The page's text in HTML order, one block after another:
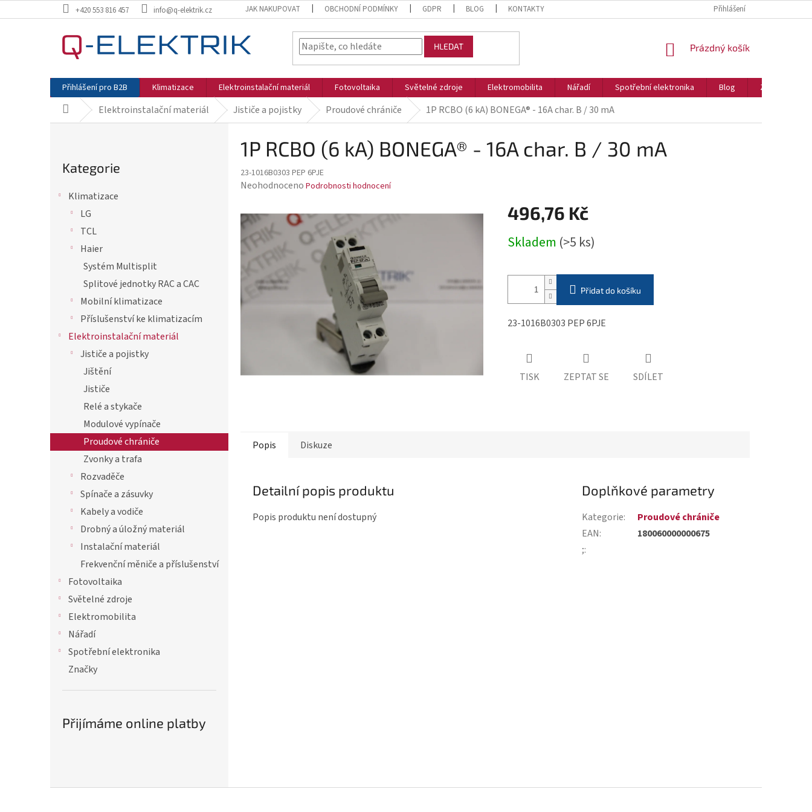
na
+420 553 816 457 info@q-elektrik.cz JAK NAKUPOVAT OBCHODNÍ PODMÍNKY GDPR BLOG KONTAKTY Přihlášení
HLEDAT
NÁKUPNÍ
Prázdný košík
Přihlášení pro B2B Klimatizace Elektroinstalační materiál Fotovoltaika Světelné zdroje Elektromobilita Nářadí Spotřební elektronika Blog Značky
Domů Elektroinstalační materiál Jističe a pojistky Proudové chrániče 1P RCBO (6 kA) BONEGA® - 16A char. B / 30 mA
kategorie
Kategorie
Klimatizace
LG
TCL
Haier
Systém Multisplit
Splitové jednotky RAC a CAC
Mobilní klimatizace
Příslušenství ke klimatizacím
Elektroinstalační materiál
Jističe a pojistky
Jištění
Jističe
Relé a stykače
Modulové vypínače
Proudové chrániče
Zvonky a trafa
Rozvaděče
Spínače a zásuvky
Kabely a vodiče
Drobný a úložný materiál
Instalační materiál
Frekvenční měniče a příslušenství
Fotovoltaika
Světelné zdroje
Elektromobilita
Nářadí
Spotřební elektronika
Značky
Přijímáme online platby
1P RCBO (6 kA) BONEGA® - 16A char. B / 30 mA
23-1016B0303 PEP 6PJE
Průměrné
produktu
je
0,0
hvězdiček.
Neohodnoceno Podrobnosti hodnocení
496,76 Kč
cena:
Skladem (>5 ks)
Přidat do košíku
23-1016B0303 PEP 6PJE
TISK ZEPTAT SE SDÍLET
Popis Diskuze
Detailní popis produktu
Popis produktu není dostupný
Doplňkové parametry
Kategorie:
Proudové chrániče
EAN:
180060000000675
;: